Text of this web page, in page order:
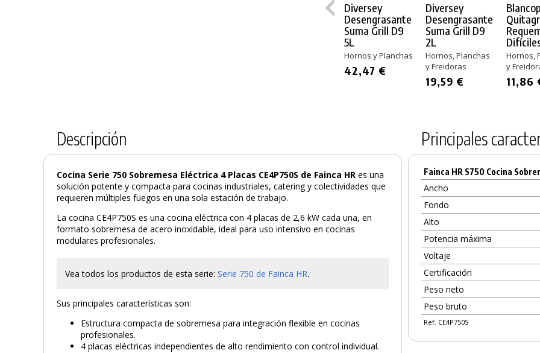
Diversey
Desengrasante
Suma Grill D9
5L
Hornos y Planchas
42,47 €
Diversey
Desengrasante
Suma Grill D9
2L
Hornos, Planchas
y Freidoras
19,59 €
Hornos,
y
11,86
Descripción
Cocina Serie 750 Sobremesa Eléctrica 4 Placas CE4P750S de Fainca HR es una
solución potente y compacta para cocinas industriales, catering y colectividades que
requieren múltiples fuegos en una sola estación de trabajo.
La cocina CE4P750S es una cocina eléctrica con 4 placas de 2,6 kW cada una, en
formato sobremesa de acero inoxidable, ideal para uso intensivo en cocinas
modulares profesionales.
Vea todos los productos de esta serie:Serie 750 de Fainca HR.
Sus principales características son:
Estructura compacta de sobremesa para integración flexible en cocinas
profesionales.
4 placas eléctricas independientes de alto rendimiento con control individual.
Principales
Fainca HR S750 Cocina
Ancho
Fondo
Alto
Potencia máxima
Voltaje
Certificación
Peso neto
Peso bruto
Ref. CE4P750S